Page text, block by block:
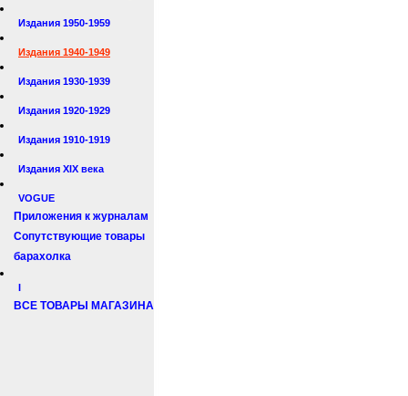
Издания 1950-1959
Издания 1940-1949
Издания 1930-1939
Издания 1920-1929
Издания 1910-1919
Издания XIX века
VOGUE
Приложения к журналам
Сопутствующие товары
барахолка
I
ВСЕ ТОВАРЫ МАГАЗИНА